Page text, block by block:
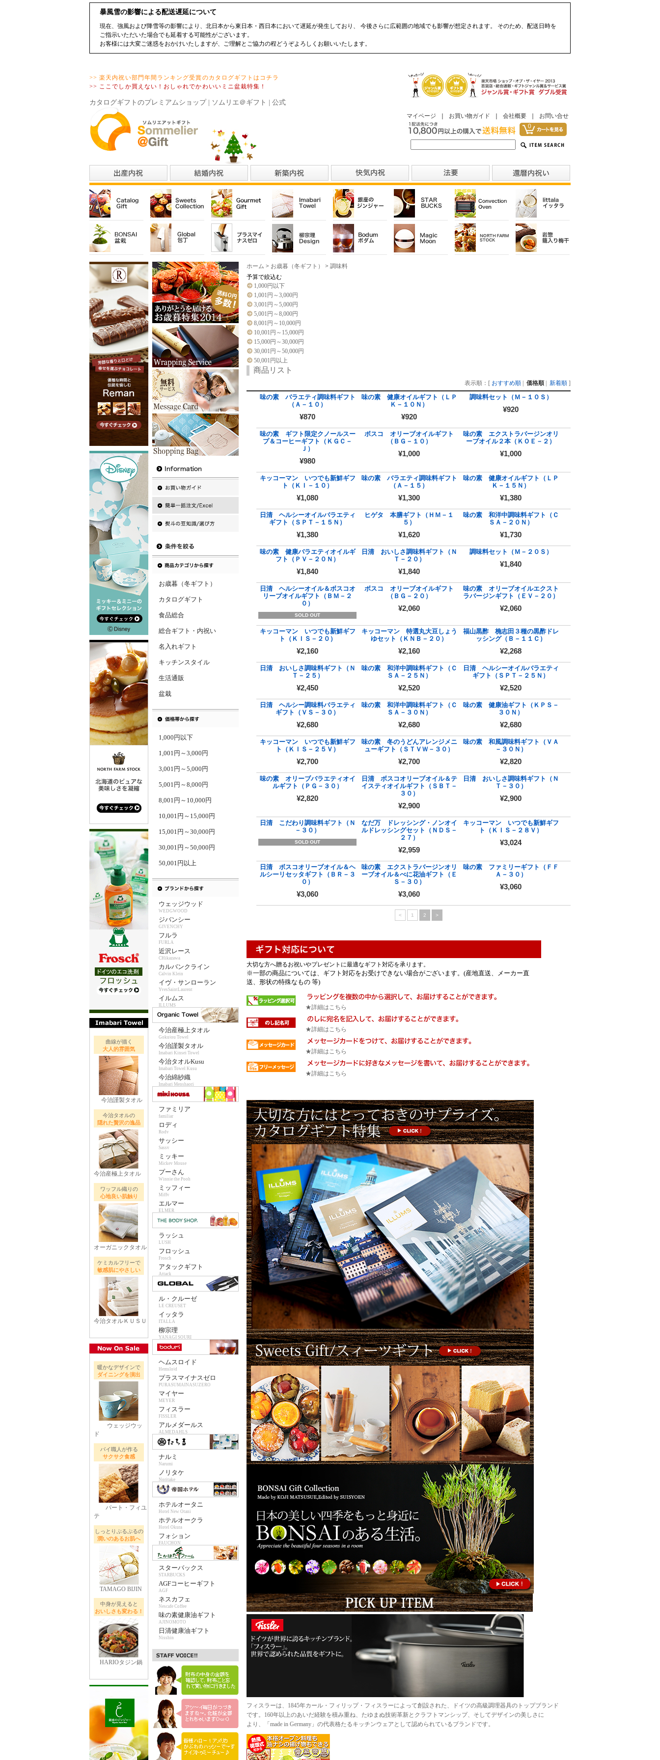
暴風雪の影響による配送遅延について
現在、強風および降雪等の影響により、北日本から東日本・西日本において遅延が発生しており、 今後さらに広範囲の地域でも影響が想定されます。 そのため、配送日時を
ご指示いただいた場合でも延着する可能性がございます。
お客様には大変ご迷惑をおかけいたしますが、ご理解とご協力の程どうぞよろしくお願いいたします。
>> 楽天内祝い部門年間ランキング受賞のカタログギフトはコチラ
>> ここでしか買えない！おしゃれでかわいいミニ盆栽特集！
カタログギフトのプレミアムショップ | ソムリエ＠ギフト | 公式
お問い合せ
会社概要
お買い物ガイド
マイページ
0
曲線が描く
大人的雰囲気
今治謹製タオル
今治タオルの
隠れた贅沢の逸品
今治産極上タオル
ワッフル織りの
心地良い肌触り
オーガニックタオル
ケミカルフリーで
敏感肌にやさしい
今治タオルＫＵＳＵ
暖かなデザインで
ダイニングを演出
ウェッジウッ
ド
パイ職人が作る
サクサク食感
パート・フィユ
テ
しっとりぷるぷるの
潤いのあるお肌へ
TAMAGO BIJIN
中身が見えると
おいしさも変わる！
HARIOタジン鍋
お歳暮（冬ギフト）
カタログギフト
食品総合
総合ギフト・内祝い
名入れギフト
キッチンスタイル
生活通販
盆栽
1,000円以下
1,001円～3,000円
3,001円～5,000円
5,001円～8,000円
8,001円～10,000円
10,001円～15,000円
15,001円～30,000円
30,001円～50,000円
50,001円以上
ウェッジウッド
WEDGWOOD
ジバンシー
GIVENCHY
フルラ
FURLA
近沢レース
CHikazawa
カルバンクライン
Calvin Klein
イヴ・サンローラン
YvesSaintLaurent
イルムス
ILLUMS
今治産極上タオル
Gokujou Towel
今治謹製タオル
Imabari Kinsei Towel
今治タオルKusu
Imabari Towel Kusu
今治綿紗織
Imabari Menshaori
ファミリア
familiar
ロディ
Rody
サッシー
Sassy
ミッキー
Mickey Mouse
プーさん
Winnie the Pooh
ミッフィー
Miffy
エルマー
ELMER
ラッシュ
LUSH
フロッシュ
Frosch
アタックギフト
Attack
ル・クルーゼ
LE CREUSET
イッタラ
ITALLA
柳宗理
YANAGI SOURI
ヘムスロイド
Hemslojd
プラスマイナスゼロ
PURASUMAINASUZERO
マイヤー
MEYER
フィスラー
FISSLER
アルメダールス
ALMEDAHLS
ナルミ
Narumi
ノリタケ
Noritake
ホテルオータニ
Hotel New Otani
ホテルオークラ
Hotel Okura
フォション
FAUCHON
スターバックス
STARBUCKS
AGFコーヒーギフト
AGF
ネスカフェ
Nescafe Coffee
味の素健康油ギフト
AJINOMOTO
日清健康油ギフト
Nisshin
ホーム > お歳暮（冬ギフト） > 調味料
予算で絞込む
1,000円以下
1,001円～3,000円
3,001円～5,000円
5,001円～8,000円
8,001円～10,000円
10,001円～15,000円
15,000円～30,000円
30,001円～50,000円
50,001円以上
商品リスト
表示順：[ おすすめ順 価格順 新着順 ]
味の素 バラエティ調味料ギフト
（Ａ－１０）
¥870
味の素 健康オイルギフト（ＬＰ
Ｋ－１０Ｎ）
¥920
調味料セット（Ｍ－１０Ｓ）
¥920
味の素 ギフト限定クノールスー
プ＆コーヒーギフト（ＫＧＣ－
Ｊ）
¥980
ボスコ オリーブオイルギフト
（ＢＧ－１０）
¥1,000
味の素 エクストラバージンオリ
ーブオイル２本（ＫＯＥ－２）
¥1,000
キッコーマン いつでも新鮮ギフ
ト（ＫＩ－１０）
¥1,080
味の素 バラエティ調味料ギフト
（Ａ－１５）
¥1,300
味の素 健康オイルギフト（ＬＰ
Ｋ－１５Ｎ）
¥1,380
日清 ヘルシーオイルバラエティ
ギフト（ＳＰＴ－１５Ｎ）
¥1,380
ヒゲタ 本膳ギフト（ＨＭ－１
５）
¥1,620
味の素 和洋中調味料ギフト（Ｃ
ＳＡ－２０Ｎ）
¥1,730
味の素 健康バラエティオイルギ
フト（ＰＶ－２０Ｎ）
¥1,840
日清 おいしさ調味料ギフト（Ｎ
Ｔ－２０）
¥1,840
調味料セット（Ｍ－２０Ｓ）
¥1,840
日清 ヘルシーオイル＆ボスコオ
リーブオイルギフト（ＢＭ－２
０）
SOLD OUT
ボスコ オリーブオイルギフト
（ＢＧ－２０）
¥2,060
味の素 オリーブオイルエクスト
ラバージンギフト（ＥＶ－２０）
¥2,060
キッコーマン いつでも新鮮ギフ
ト（ＫＩＳ－２０）
¥2,160
キッコーマン 特選丸大豆しょう
ゆセット（ＫＮＢ－２０）
¥2,160
福山黒酢 桷志田３種の黒酢ドレ
ッシング（Ｂ－１１Ｃ）
¥2,268
日清 おいしさ調味料ギフト（Ｎ
Ｔ－２５）
¥2,450
味の素 和洋中調味料ギフト（Ｃ
ＳＡ－２５Ｎ）
¥2,520
日清 ヘルシーオイルバラエティ
ギフト（ＳＰＴ－２５Ｎ）
¥2,520
日清 ヘルシー調味料バラエティ
ギフト（ＶＳ－３０）
¥2,680
味の素 和洋中調味料ギフト（Ｃ
ＳＡ－３０Ｎ）
¥2,680
味の素 健康油ギフト（ＫＰＳ－
３０Ｎ）
¥2,680
キッコーマン いつでも新鮮ギフ
ト（ＫＩＳ－２５Ｖ）
¥2,700
味の素 冬のうどんアレンジメニ
ューギフト（ＳＴＶＷ－３０）
¥2,700
味の素 和風調味料ギフト（ＶＡ
－３０Ｎ）
¥2,820
味の素 オリーブバラエティオイ
ルギフト（ＰＧ－３０）
¥2,820
日清 ボスコオリーブオイル＆テ
イスティオイルギフト（ＳＢＴ－
３０）
¥2,900
日清 おいしさ調味料ギフト（Ｎ
Ｔ－３０）
¥2,900
日清 こだわり調味料ギフト（Ｎ
－３０）
SOLD OUT
なだ万 ドレッシング・ノンオイ
ルドレッシングセット（ＮＤＳ－
２７）
¥2,959
キッコーマン いつでも新鮮ギフ
ト（ＫＩＳ－２８Ｖ）
¥3,024
日清 ボスコオリーブオイル＆ヘ
ルシーリセッタギフト（ＢＲ－３
０）
¥3,060
味の素 エクストラバージンオリ
ーブオイル＆べに花油ギフト（Ｅ
Ｓ－３０）
¥3,060
味の素 ファミリーギフト（ＦＦ
Ａ－３０）
¥3,060
< 1 2 >
大切な方へ贈るお祝いやプレゼントに最適なギフト対応を承ります。
※一部の商品については、ギフト対応をお受けできない場合がございます。(産地直送、メーカー直
送、形状の特殊なもの 等)
★詳細はこちら
★詳細はこちら
★詳細はこちら
★詳細はこちら
フィスラーは、1845年カール・フィリップ・フィスラーによって創設された、ドイツの高級調理器具のトップブランド
です。160年以上のあいだ経験を積み重ね、たゆまぬ技術革新とクラフトマンシップ、そしてデザインの美しさに
より、「made in Germany」の代表格たるキッチンウェアとして認められているブランドです。